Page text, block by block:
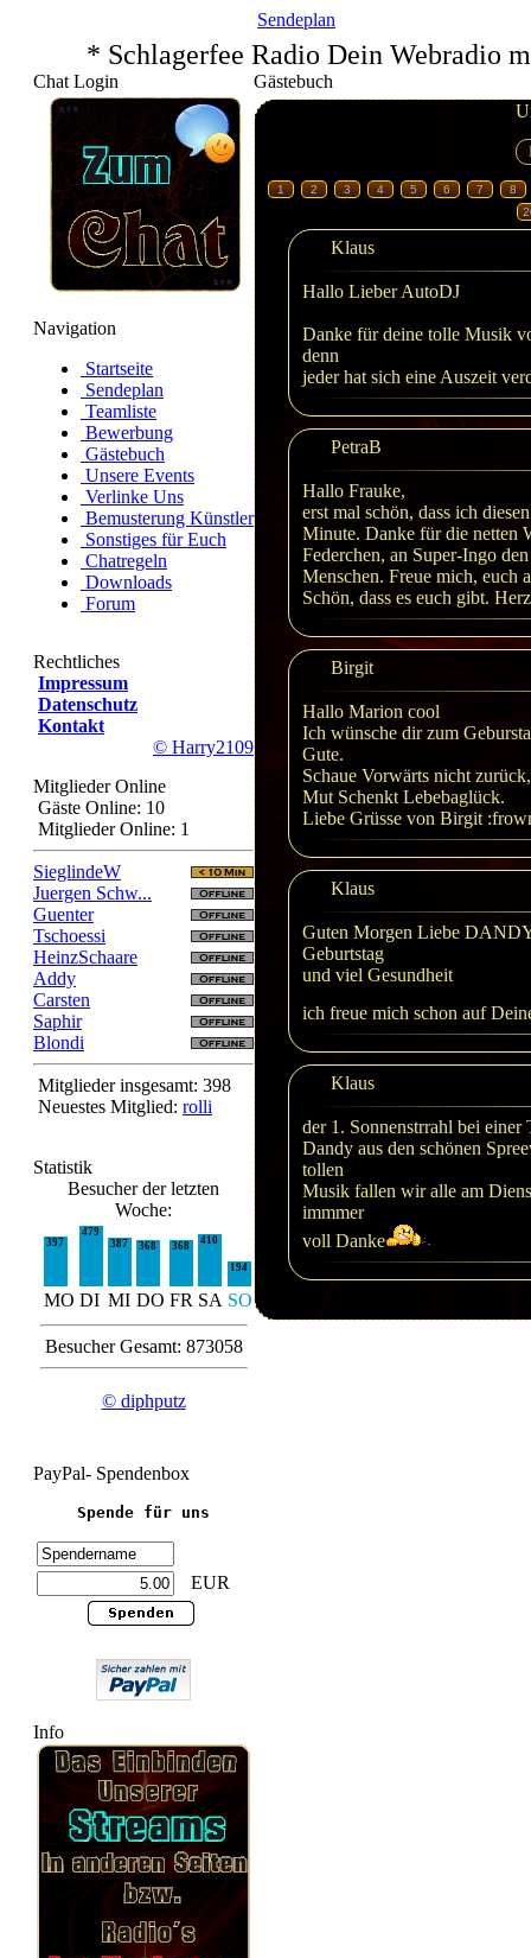
Sendeplan
* Schlagerfee Radio Dein Webradio
Chat Login
Navigation
Startseite
Sendeplan
Teamliste
Bewerbung
Gästebuch
Unsere Events
Verlinke Uns
Bemusterung Künstler
Sonstiges für Euch
Chatregeln
Downloads
Forum
Rechtliches
Impressum
Datenschutz
Kontakt
© Harry2109
Mitglieder Online
Gäste Online: 10
Mitglieder Online: 1
SieglindeW
Juergen Schw...
Guenter
Tschoessi
HeinzSchaare
Addy
Carsten
Saphir
Blondi
Mitglieder insgesamt: 398
Neuestes Mitglied: rolli
Statistik
Besucher der letzten
Woche:
397
479
387
368 368
410
194
MO DI MI DO FR SA SO
Besucher Gesamt: 873058
© diphputz
PayPal- Spendenbox
Spende für uns
EUR
Info
Gästebuch
1 2 3 4 5 6 7
8
Klaus
Hallo Lieber AutoDJ
Danke für deine tolle Musik
denn
jeder hat sich eine Auszeit
PetraB
Hallo Frauke,
erst mal schön, dass ich
Minute. Danke für die netten
Federchen, an Super-Ingo
Menschen. Freue mich, euch
Schön, dass es euch gibt.
Birgit
Hallo Marion cool
Ich wünsche dir zum
Gute.
Schaue Vorwärts nicht
Mut Schenkt Lebebaglück.
Liebe Grüsse von Birgit
Klaus
Guten Morgen Liebe
Geburtstag
und viel Gesundheit
ich freue mich schon auf
Klaus
der 1. Sonnenstrrahl bei einer
Dandy aus den schönen
tollen
Musik fallen wir alle am
immmer
voll Danke